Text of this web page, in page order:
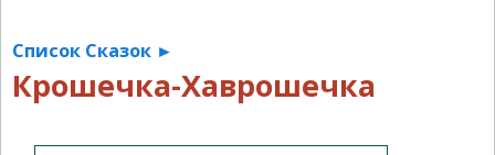
Список Сказок ►
Крошечка-Хаврошечка